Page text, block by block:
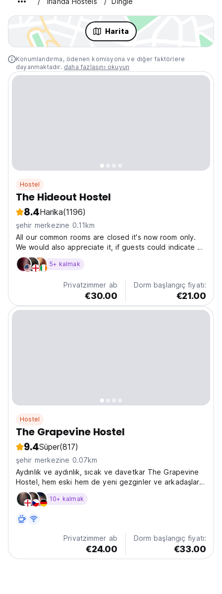
Harita
Konumlandırma, ödenen komisyona ve diğer faktörlere
dayanmaktadır. daha fazlasını okuyun
Hostel
The Hideout Hostel
8.4Harika(1196)
şehir merkezine 0.11km
All our common rooms are closed it's now room only.
We would also appreciate it, if guests could indicate a
time of arrival on the day and provide us with a
contact mobile no. Check in is from 15:30 and
5+ kalmak
Privatzimmer ab
€30.00
Dorm başlangıç fiyatı:
€21.00
Hostel
The Grapevine Hostel
9.4Süper(817)
şehir merkezine 0.07km
Aydınlık ve aydınlık, sıcak ve davetkar The Grapevine
Hostel, hem eski hem de yeni gezginler ve arkadaşlar
için bir yuvadır.
10+ kalmak
Privatzimmer ab
€24.00
Dorm başlangıç fiyatı:
€33.00